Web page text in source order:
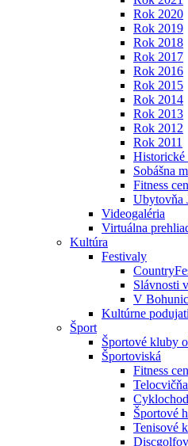
Rok 2020
Rok 2019
Rok 2018
Rok 2017
Rok 2016
Rok 2015
Rok 2014
Rok 2013
Rok 2012
Rok 2011
Historické
Sobášna
Fitness
Ubytovňa
Videogaléria
Virtuálna
Kultúra
Festivaly
Slávnosti
V
Kultúrne
Šport
Športové kluby
Športoviská
Fitness
Telocvičňa
Športové
Tenisové